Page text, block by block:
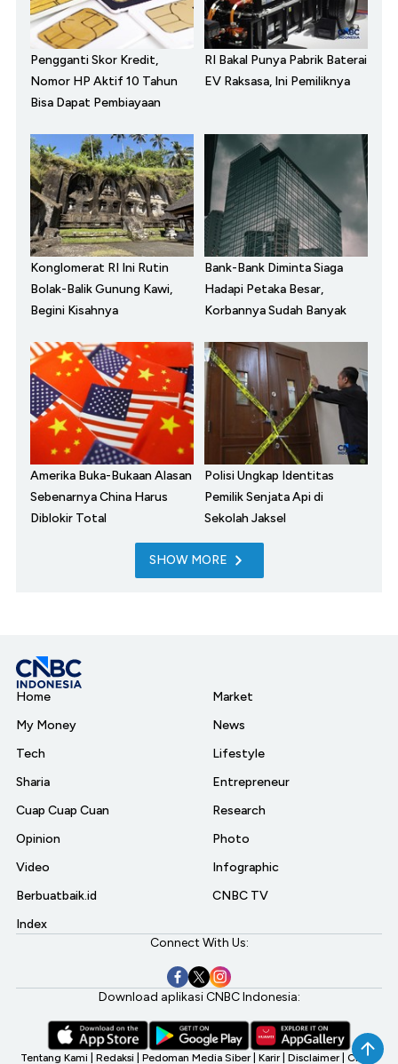
Pengganti Skor Kredit,
Nomor HP Aktif 10 Tahun
Bisa Dapat Pembiayaan
RI Bakal Punya Pabrik Baterai
EV Raksasa, Ini Pemiliknya
Konglomerat RI Ini Rutin
Bolak-Balik Gunung Kawi,
Begini Kisahnya
Bank-Bank Diminta Siaga
Hadapi Petaka Besar,
Korbannya Sudah Banyak
Amerika Buka-Bukaan Alasan
Sebenarnya China Harus
Diblokir Total
Polisi Ungkap Identitas
Pemilik Senjata Api di
Sekolah Jaksel
SHOW MORE
Home
My Money
Tech
Sharia
Cuap Cuap Cuan
Opinion
Video
Berbuatbaik.id
Index
Market
News
Lifestyle
Entrepreneur
Research
Photo
Infographic
CNBC TV
Connect With Us:
Download aplikasi CNBC Indonesia:
Tentang Kami Redaksi Pedoman Media Siber Karir Disclaimer CNBC